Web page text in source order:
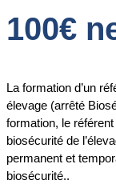
100€
La formation d’un
élevage (arrêté
formation, le
biosécurité de
permanent et
biosécurité..